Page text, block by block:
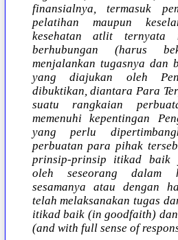
finansialnya, termasuk
pelatihan maupun
kesehatan atlit ternyata
berhubungan (harus
menjalankan tugasnya dan
yang diajukan oleh
dibuktikan, diantara Para
suatu rangkaian
memenuhi kepentingan
yang perlu
perbuatan para pihak
prinsip-prinsip itikad baik
oleh seseorang dalam
sesamanya atau dengan
telah melaksanakan tugas
itikad baik (in goodfaith)
(and with full sense of